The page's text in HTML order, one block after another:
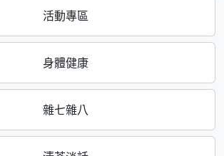
活動專區
身體健康
雜七雜八